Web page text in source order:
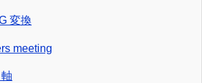
変換
meeting